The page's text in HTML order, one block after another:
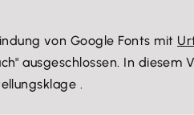
von Google Fonts mit
ausgeschlossen. In diesem
.